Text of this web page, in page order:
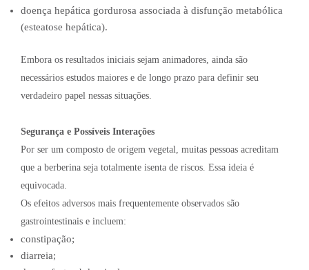
doença hepática gordurosa associada à disfunção metabólica
(esteatose hepática).
Embora os resultados iniciais sejam animadores, ainda são
necessários estudos maiores e de longo prazo para definir seu
verdadeiro papel nessas situações.
Segurança e Possíveis Interações
Por ser um composto de origem vegetal, muitas pessoas acreditam
que a berberina seja totalmente isenta de riscos. Essa ideia é
equivocada.
Os efeitos adversos mais frequentemente observados são
gastrointestinais e incluem:
constipação;
diarreia;